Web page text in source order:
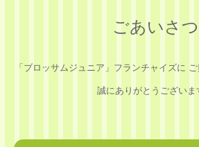
ごあいさつ
「ブロッサムジュニア」フランチャイズに
誠にありがとうございま